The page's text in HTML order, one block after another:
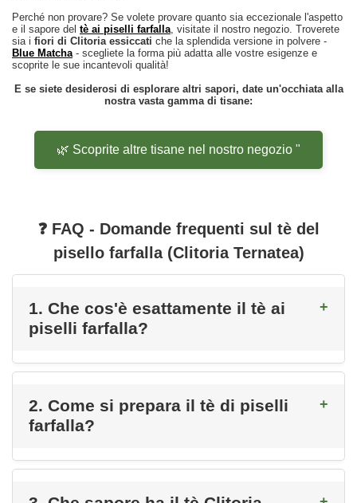
Perché non provare? Se volete provare quanto sia eccezionale l'aspetto
e il sapore del tè ai piselli farfalla , visitate il nostro negozio. Troverete
sia i fiori di Clitoria essiccati che la splendida versione in polvere -
Blue Matcha - scegliete la forma più adatta alle vostre esigenze e
scoprite le sue incantevoli qualità!
E se siete desiderosi di esplorare altri sapori, date un'occhiata alla
nostra vasta gamma di tisane:
🌿 Scoprite altre tisane nel nostro negozio "
❓ FAQ - Domande frequenti sul tè del
pisello farfalla (Clitoria Ternatea)
1. Che cos'è esattamente il tè ai
piselli farfalla?
2. Come si prepara il tè di piselli
farfalla?